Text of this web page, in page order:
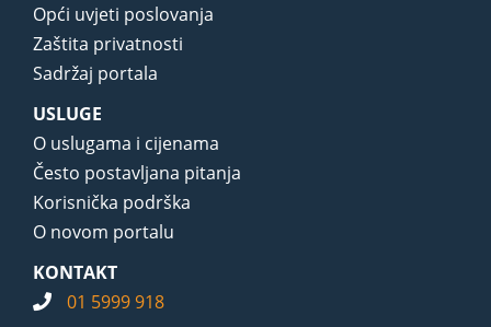
Opći uvjeti poslovanja
Zaštita privatnosti
Sadržaj portala
USLUGE
O uslugama i cijenama
Često postavljana pitanja
Korisnička podrška
O novom portalu
KONTAKT
01 5999 918